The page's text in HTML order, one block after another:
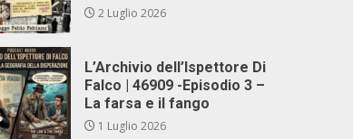
2 Luglio 2026
L’Archivio dell’Ispettore Di
Falco | 46909 -Episodio 3 –
La farsa e il fango
1 Luglio 2026